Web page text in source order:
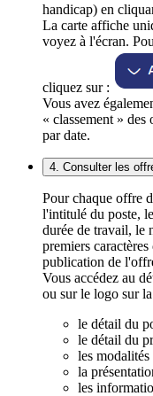
handicap) en
La carte affiche
voyez à l'écran.
cliquez sur :
Vous avez
« classement »
par date.
4. Consulter les
Pour chaque offre
l'intitulé du poste,
durée de travail, le
premiers
publication de
Vous accédez au
ou sur le logo sur
le détail du
le détail du
les
la
les